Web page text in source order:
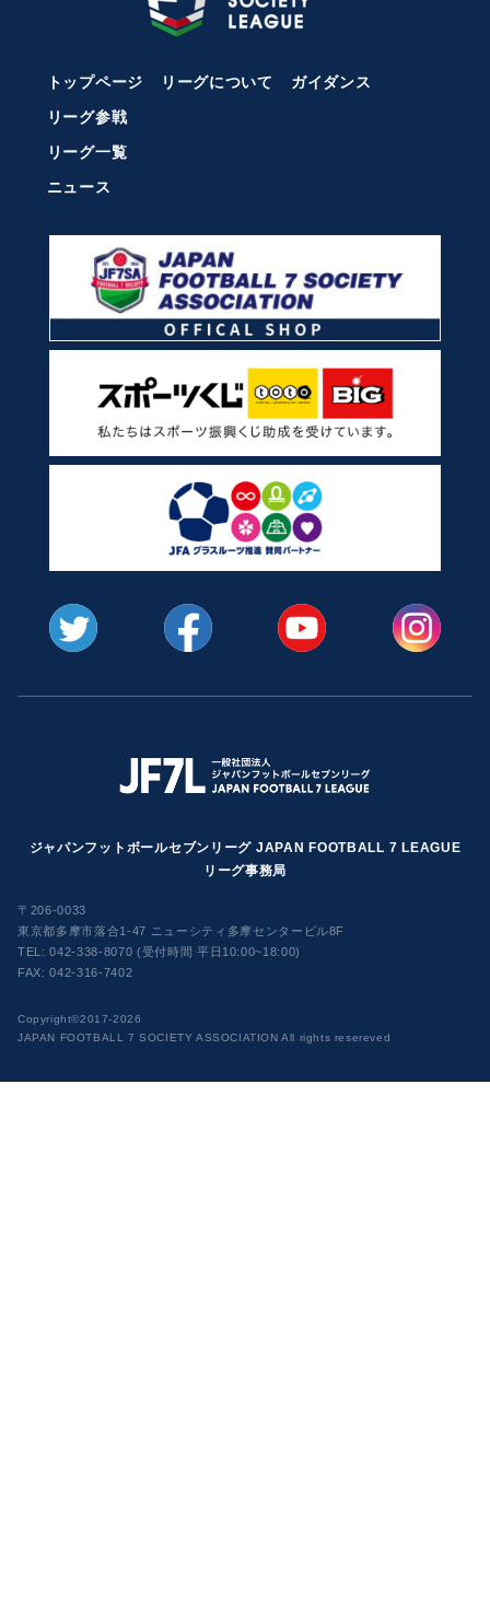
トップページ リーグについて
ガイダンス
リーグ参戦
リーグ一覧
ニュース
ジャパンフットボールセブンリーグ JAPAN FOOTBALL 7 LEAGUE
リーグ事務局
〒206-0033
東京都多摩市落合1-47 ニューシティ多摩センタービル8F
TEL:042-338-8070 (受付時間 平日10:00~18:00)
FAX: 042-316-7402
​Copyright©2017-2026
JAPAN FOOTBALL 7 SOCIETY ASSOCIATION All rights resereved